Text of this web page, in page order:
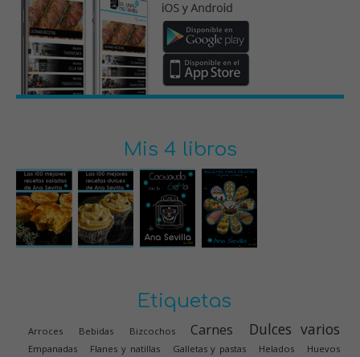
Mis 4 libros
Etiquetas
Arroces Bebidas Bizcochos Carnes Dulces varios
Empanadas Flanes y natillas Galletas y pastas Helados Huevos